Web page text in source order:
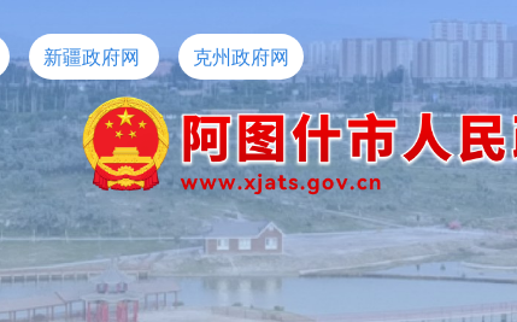
新疆政府网 克州政府网